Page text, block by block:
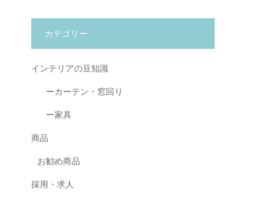
カテゴリー
インテリアの豆知識
ーカーテン・窓回り
ー家具
商品
お勧め商品
採用・求人